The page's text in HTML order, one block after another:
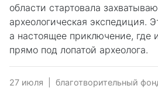
области стартовала
археологическая экспедиция.
а настоящее приключение, где
прямо под лопатой археолога.
27 июля
благотворительный